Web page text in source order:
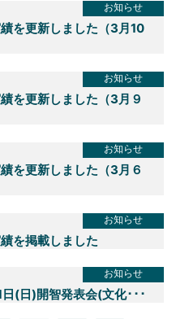
お知らせ
を更新しました（3月10
お知らせ
を更新しました（3月９
お知らせ
を更新しました（3月６
お知らせ
を掲載しました
お知らせ
(日)開智発表会(文化･･･